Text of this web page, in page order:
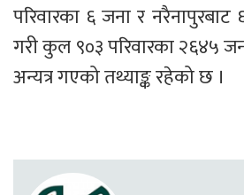
परिवारका ६ जना र नरैनापुरबाट
गरी कुल ९०३ परिवारका २६४५
अन्यत्र गएको तथ्याङ्क रहेको छ ।